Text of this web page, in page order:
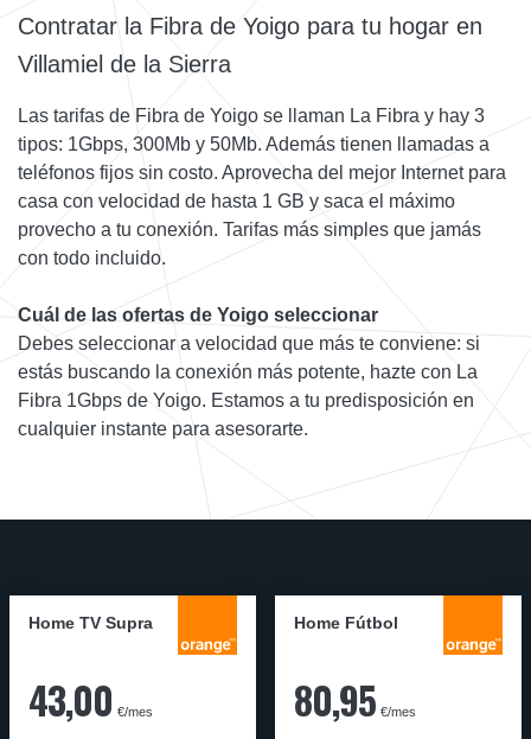
Contratar la Fibra de Yoigo para tu hogar en
Villamiel de la Sierra
Las tarifas de Fibra de Yoigo se llaman La Fibra y hay 3
tipos: 1Gbps, 300Mb y 50Mb. Además tienen llamadas a
teléfonos fijos sin costo. Aprovecha del mejor Internet para
casa con velocidad de hasta 1 GB y saca el máximo
provecho a tu conexión. Tarifas más simples que jamás
con todo incluido.
Cuál de las ofertas de Yoigo seleccionar
Debes seleccionar a velocidad que más te conviene: si
estás buscando la conexión más potente, hazte con La
Fibra 1Gbps de Yoigo. Estamos a tu predisposición en
cualquier instante para asesorarte.
Home TV Supra
43,00 €/mes
Home Fútbol
80,95 €/mes